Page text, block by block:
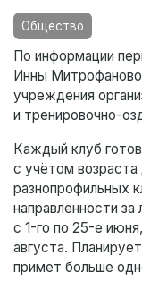
Общество
По информации
Инны
учреждения
и тренировочно-
Каждый клуб
с учётом
разнопрофильных
направленности
с 1-го по 25-е
августа.
примет больше